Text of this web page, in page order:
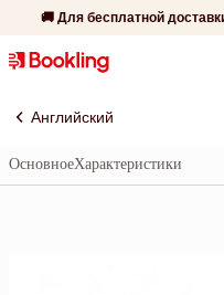
🚚 Для бесплатной
Английский
ОсновноеХарактеристики